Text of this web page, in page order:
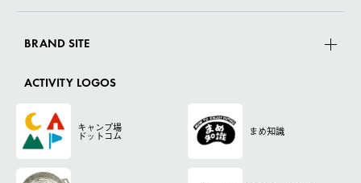
BRAND SITE
ACTIVITY LOGOS
キャンプ場
ドットコム まめ知識